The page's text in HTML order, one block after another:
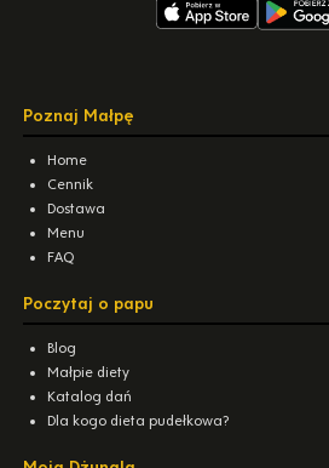
Poznaj Małpę
Home
Cennik
Dostawa
Menu
FAQ
Poczytaj o papu
Blog
Małpie diety
Katalog dań
Dla kogo dieta pudełkowa?